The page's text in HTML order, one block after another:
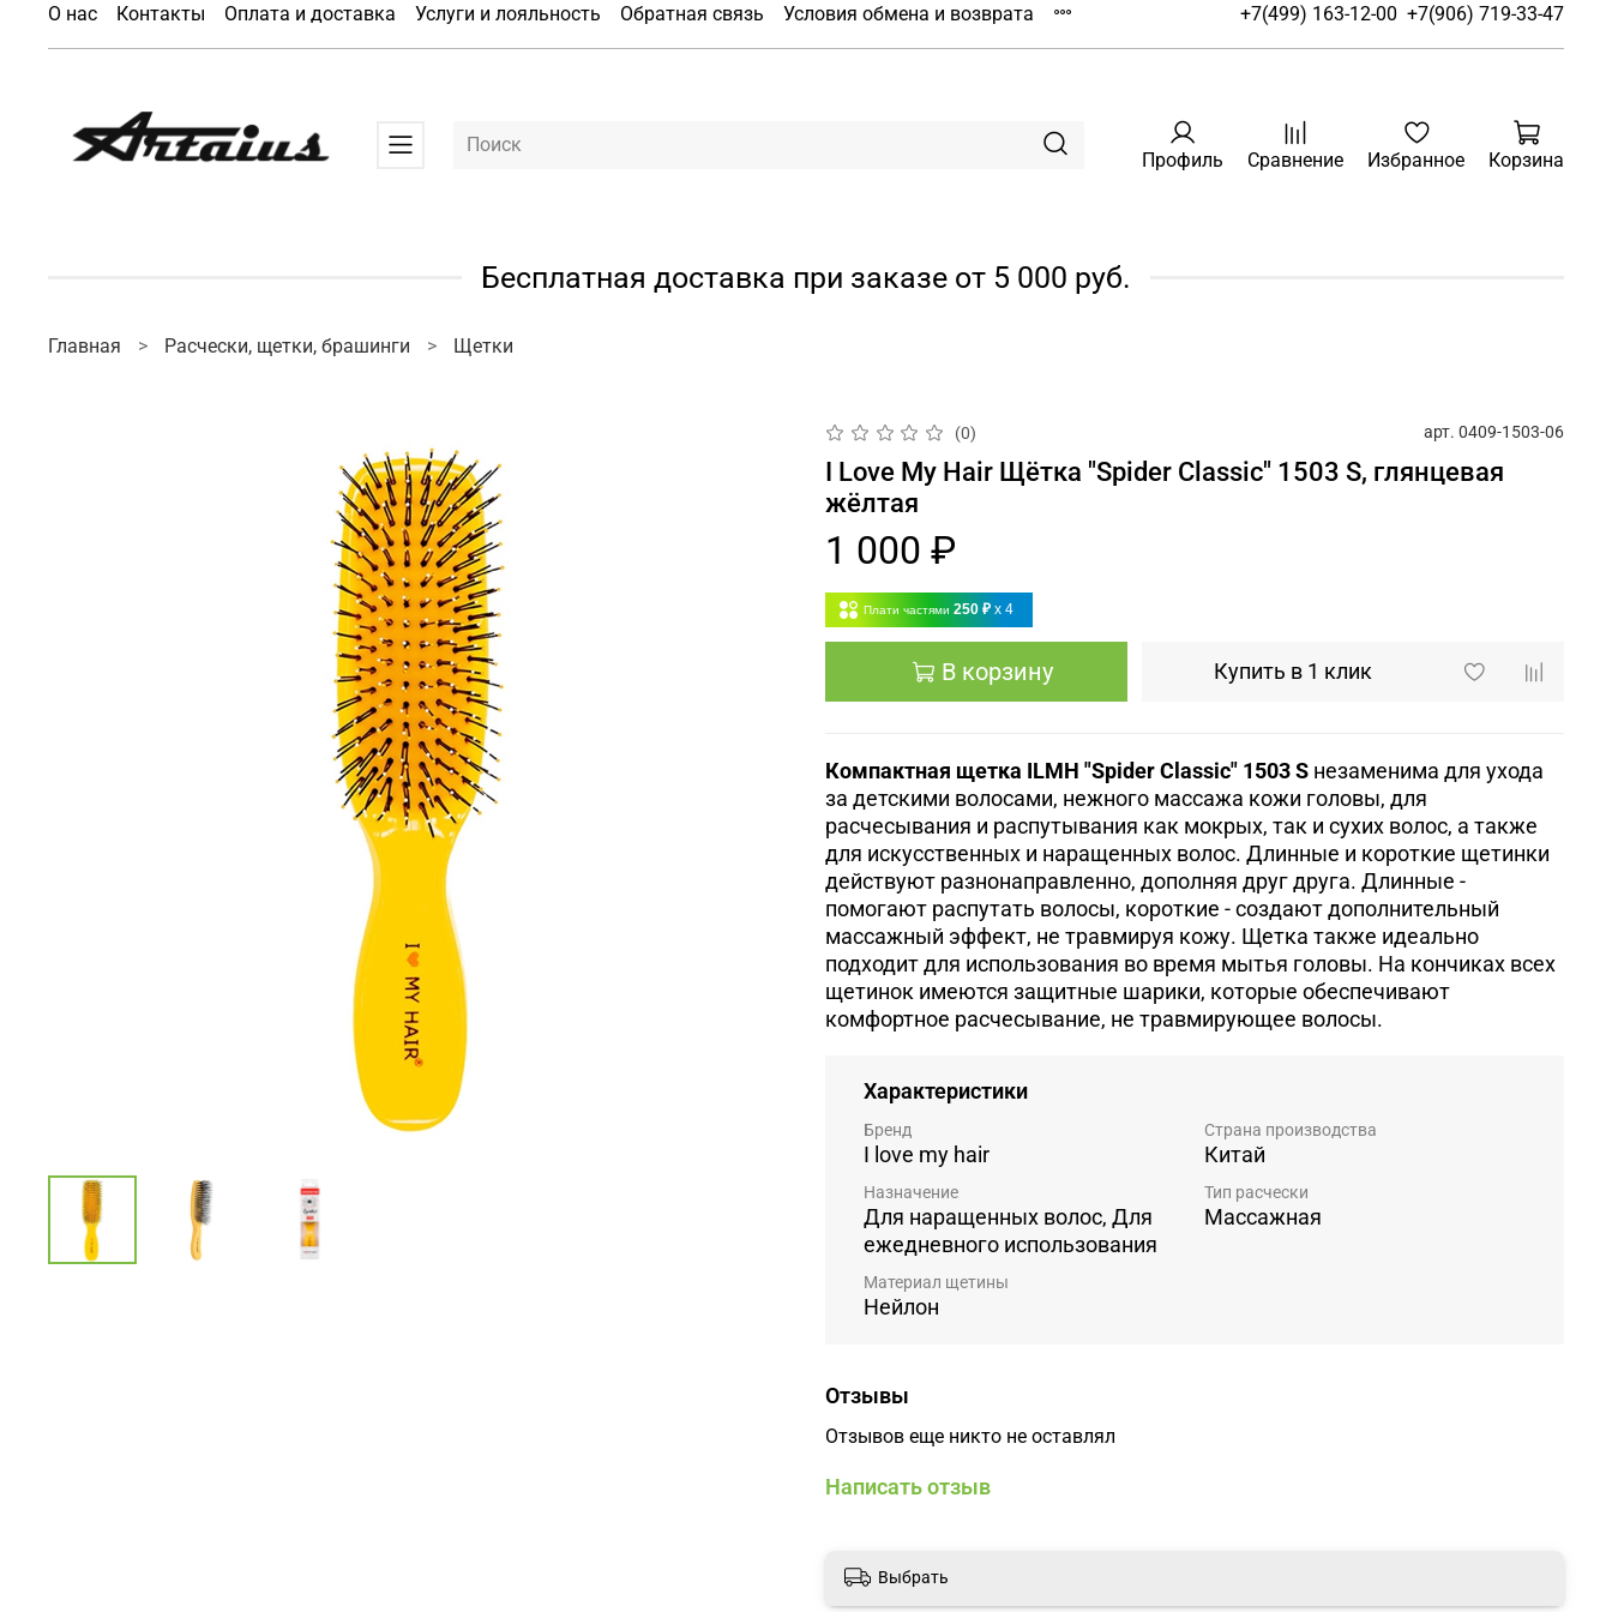
О нас Контакты Оплата и доставка Услуги и лояльность Обратная связь Условия обмена и возврата +7(499) 163-12-00 +7(906) 719-33-47
Профиль Сравнение Избранное Корзина
Бесплатная доставка при заказе от 5 000 руб.
Главная Расчески, щетки, брашинги Щетки
(0) арт. 0409-1503-06
I Love My Hair Щётка "Spider Classic" 1503 S, глянцевая
жёлтая
1 000 ₽
Плати частями 250 ₽ x 4
В корзину Купить в 1 клик
Компактная щетка ILMH "Spider Classic" 1503 S незаменима для ухода
за детскими волосами, нежного массажа кожи головы, для
расчесывания и распутывания как мокрых, так и сухих волос, а также
для искусственных и наращенных волос. Длинные и короткие щетинки
действуют разнонаправленно, дополняя друг друга. Длинные -
помогают распутать волосы, короткие - создают дополнительный
массажный эффект, не травмируя кожу. Щетка также идеально
подходит для использования во время мытья головы. На кончиках всех
щетинок имеются защитные шарики, которые обеспечивают
комфортное расчесывание, не травмирующее волосы.
Характеристики
Бренд
I love my hair
Страна производства
Китай
Назначение
Для наращенных волос, Для
ежедневного использования
Тип расчески
Массажная
Материал щетины
Нейлон
Отзывы
Отзывов еще никто не оставлял
Написать отзыв
Выбрать